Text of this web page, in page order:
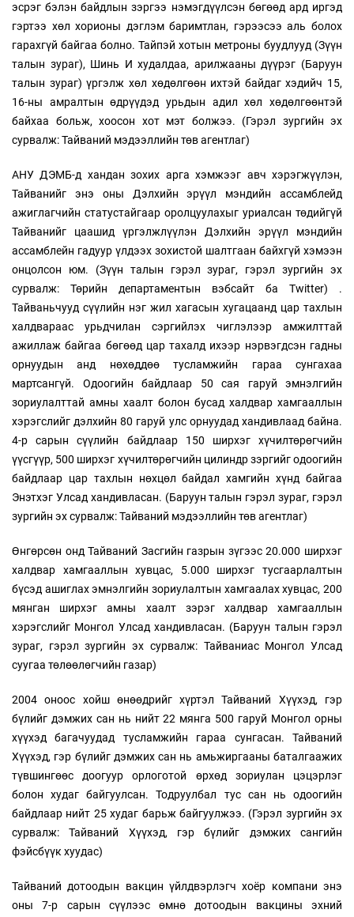
эсрэг бэлэн байдлын зэргээ нэмэгдүүлсэн бөгөөд ард иргэд
гэртээ хөл хорионы дэглэм баримтлан, гэрээсээ аль болох
гарахгүй байгаа болно. Тайпэй хотын метроны буудлууд (Зүүн
талын зураг), Шинь И худалдаа, арилжааны дүүрэг (Баруун
талын зураг) үргэлж хөл хөдөлгөөн ихтэй байдаг хэдийч 15,
16-ны амралтын өдрүүдэд урьдын адил хөл хөдөлгөөнтэй
байхаа больж, хоосон хот мэт болжээ. (Гэрэл зургийн эх
сурвалж: Тайваний мэдээллийн төв агентлаг)
АНУ ДЭМБ-д хандан зохих арга хэмжээг авч хэрэгжүүлэн,
Тайванийг энэ оны Дэлхийн эрүүл мэндийн ассамблейд
ажиглагчийн статустайгаар оролцуулахыг уриалсан төдийгүй
Тайванийг цаашид үргэлжлүүлэн Дэлхийн эрүүл мэндийн
ассамблейн гадуур үлдээх зохистой шалтгаан байхгүй хэмээн
онцолсон юм. (Зүүн талын гэрэл зураг, гэрэл зургийн эх
сурвалж: Төрийн департаментын вэбсайт ба Twitter) .
Тайваньчууд сүүлийн нэг жил хагасын хугацаанд цар тахлын
халдвараас урьдчилан сэргийлэх чиглэлээр амжилттай
ажиллаж байгаа бөгөөд цар тахалд ихээр нэрвэгдсэн гадны
орнуудын анд нөхөддөө тусламжийн гараа сунгахаа
мартсангүй. Одоогийн байдлаар 50 сая гаруй эмнэлгийн
зориулалттай амны хаалт болон бусад халдвар хамгааллын
хэрэгслийг дэлхийн 80 гаруй улс орнуудад хандивлаад байна.
4-р сарын сүүлийн байдлаар 150 ширхэг хүчилтөрөгчийн
үүсгүүр, 500 ширхэг хүчилтөрөгчийн цилиндр зэргийг одоогийн
байдлаар цар тахлын нөхцөл байдал хамгийн хүнд байгаа
Энэтхэг Улсад хандивласан. (Баруун талын гэрэл зураг, гэрэл
зургийн эх сурвалж: Тайваний мэдээллийн төв агентлаг)
Өнгөрсөн онд Тайваний Засгийн газрын зүгээс 20.000 ширхэг
халдвар хамгааллын хувцас, 5.000 ширхэг тусгаарлалтын
бүсэд ашиглах эмнэлгийн зориулалтын хамгаалах хувцас, 200
мянган ширхэг амны хаалт зэрэг халдвар хамгааллын
хэрэгслийг Монгол Улсад хандивласан. (Баруун талын гэрэл
зураг, гэрэл зургийн эх сурвалж: Тайваниас Монгол Улсад
суугаа төлөөлөгчийн газар)
2004 оноос хойш өнөөдрийг хүртэл Тайваний Хүүхэд, гэр
бүлийг дэмжих сан нь нийт 22 мянга 500 гаруй Монгол орны
хүүхэд багачуудад тусламжийн гараа сунгасан. Тайваний
Хүүхэд, гэр бүлийг дэмжих сан нь амьжиргааны баталгаажих
түвшингөөс доогуур орлоготой өрхөд зориулан цэцэрлэг
болон худаг байгуулсан. Тодруулбал тус сан нь одоогийн
байдлаар нийт 25 худаг барьж байгуулжээ. (Гэрэл зургийн эх
сурвалж: Тайваний Хүүхэд, гэр бүлийг дэмжих сангийн
фэйсбүүк хуудас)
Тайваний дотоодын вакцин үйлдвэрлэгч хоёр компани энэ
оны 7-р сарын сүүлээс өмнө дотоодын вакцины эхний